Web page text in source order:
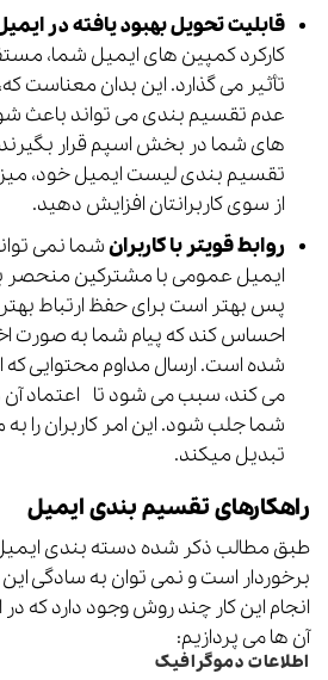
قابلیت تحویل بهبود یافته در
کارکرد کمپین های ایمیل شما،
تأثیر می گذارد. این بدان معناست
عدم تقسیم بندی می تواند باعث
های شما در بخش اسپم قرار
تقسیم بندی لیست ایمیل خود،
از سوی کاربرانتان افزایش دهید.
روابط قویتر با کاربرانشما نمی
ایمیل عمومی با مشترکین منحصر
پس بهتر است برای حفظ ارتباط بهتر
احساس کند که پیام شما به صورت
شده است. ارسال مداوم محتوایی که
می کند، سبب می شود تا اعتماد آن
شما جلب شود. این امر کاربران را به
تبدیل میکند.
راهکارهای تقسیم بندی ایمیل
طبق مطالب ذکر شده دسته بندی ایمیل
برخوردار است و نمی توان به سادگی این
انجام این کار چند روش وجود دارد که
آن ها می پردازیم:
اطلاعات دموگرافیک